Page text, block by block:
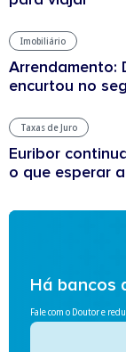
Imobiliário
Arrendamento:
encurtou no
Taxas de Juro
Euribor
o que esperar
Há bancos
Fale com o Doutor e